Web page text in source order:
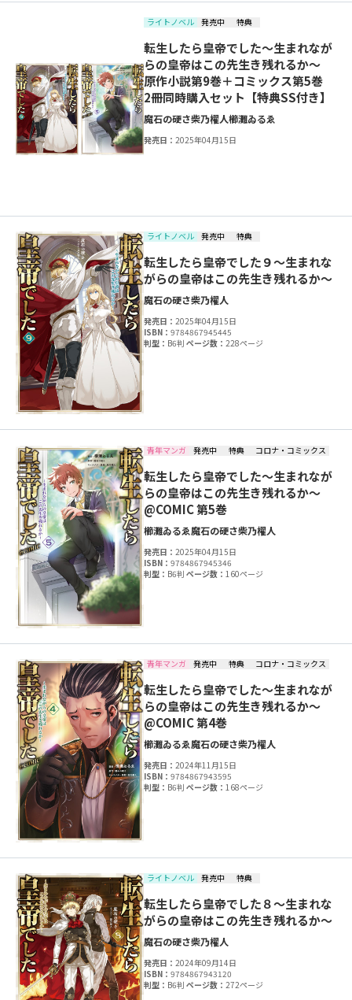
ライトノベル 発売中 特典
転生したら皇帝でした～生まれなが
らの皇帝はこの先生き残れるか～
原作小説第9巻＋コミックス第5巻
2冊同時購入セット【特典SS付き】
魔石の硬さ柴乃櫂人櫛灘ゐるゑ
発売日：2025年04月15日
ライトノベル 発売中 特典
転生したら皇帝でした９～生まれな
がらの皇帝はこの先生き残れるか～
魔石の硬さ柴乃櫂人
発売日：2025年04月15日
ISBN：9784867945445
判型： B6判ページ数：228ページ
青年マンガ 発売中 特典 コロナ・コミックス
転生したら皇帝でした～生まれなが
らの皇帝はこの先生き残れるか～
@COMIC 第5巻
櫛灘ゐるゑ魔石の硬さ柴乃櫂人
発売日：2025年04月15日
ISBN：9784867945346
判型： B6判ページ数： 160ページ
青年マンガ 発売中 特典 コロナ・コミックス
転生したら皇帝でした～生まれなが
らの皇帝はこの先生き残れるか～
@COMIC 第4巻
櫛灘ゐるゑ魔石の硬さ柴乃櫂人
発売日：2024年11月15日
ISBN：9784867943595
判型： B6判ページ数：168ページ
ライトノベル 発売中 特典
転生したら皇帝でした８～生まれな
がらの皇帝はこの先生き残れるか～
魔石の硬さ柴乃櫂人
発売日：2024年09月14日
ISBN：9784867943120
判型： B6判ページ数：272ページ